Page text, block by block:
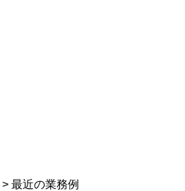
> 最近の業務例